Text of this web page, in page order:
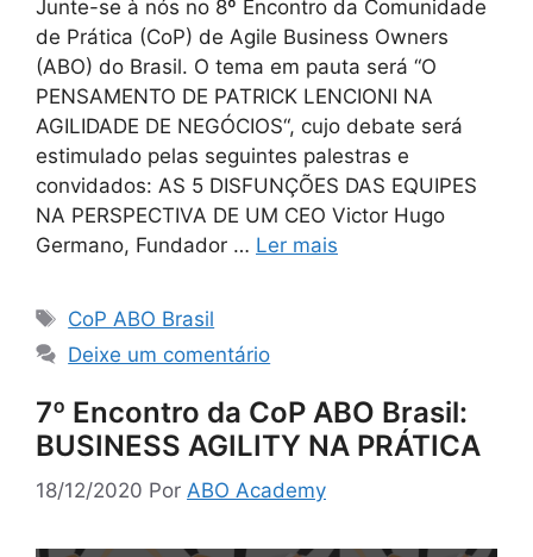
Junte-se à nós no 8º Encontro da Comunidade
de Prática (CoP) de Agile Business Owners
(ABO) do Brasil. O tema em pauta será “O
PENSAMENTO DE PATRICK LENCIONI NA
AGILIDADE DE NEGÓCIOS“, cujo debate será
estimulado pelas seguintes palestras e
convidados: AS 5 DISFUNÇÕES DAS EQUIPES
NA PERSPECTIVA DE UM CEO Victor Hugo
Germano, Fundador … Ler mais
CoP ABO Brasil
Deixe um comentário
7º Encontro da CoP ABO Brasil:
BUSINESS AGILITY NA PRÁTICA
18/12/2020 Por ABO Academy